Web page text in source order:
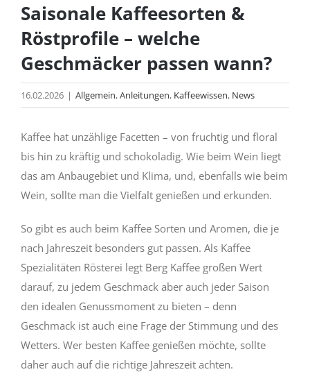
Bild
Saisonale Kaffeesorten &
Röstprofile – welche
Geschmäcker passen wann?
16.02.2026 | Allgemein,Anleitungen, Kaffeewissen, News
Kaffee hat unzählige Facetten – von fruchtig und floral
bis hin zu kräftig und schokoladig. Wie beim Wein liegt
das am Anbaugebiet und Klima, und, ebenfalls wie beim
Wein, sollte man die Vielfalt genießen und erkunden.
So gibt es auch beim Kaffee Sorten und Aromen, die je
nach Jahreszeit besonders gut passen. Als Kaffee
Spezialitäten Rösterei legt Berg Kaffee großen Wert
darauf, zu jedem Geschmack aber auch jeder Saison
den idealen Genussmoment zu bieten – denn
Geschmack ist auch eine Frage der Stimmung und des
Wetters. Wer besten Kaffee genießen möchte, sollte
daher auch auf die richtige Jahreszeit achten.